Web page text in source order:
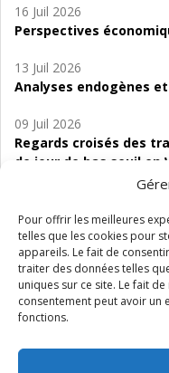
Pour offrir les meilleures
telles que les cookies pour
appareils. Le fait de
traiter des données telles
uniques sur ce site. Le fait
consentement peut avoir un
fonctions.
16 Juil 2026
Perspectives
13 Juil 2026
Analyses endogènes et
09 Juil 2026
Regards croisés des
de jour de bas seuil en
06 Juil 2026
Étude d’évaluabilité
d’accompagnement à
01 Juil 2026
Pénurie du personnel
Wallonie ?